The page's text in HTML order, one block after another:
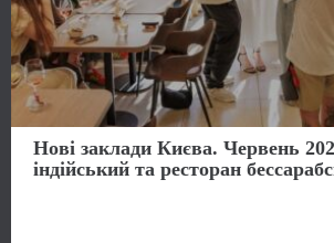
Нові заклади Києва. Червень
індійський та ресторан